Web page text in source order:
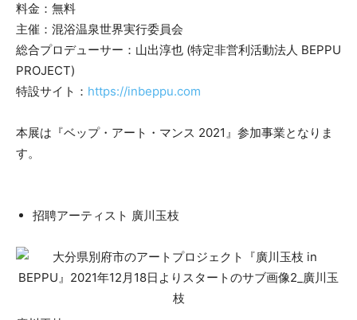
料金：無料
主催：混浴温泉世界実行委員会
総合プロデューサー：山出淳也 (特定非営利活動法人 BEPPU
PROJECT)
特設サイト： https://inbeppu.com
本展は『ベップ・アート・マンス 2021』参加事業となりま
す。
招聘アーティスト 廣川玉枝